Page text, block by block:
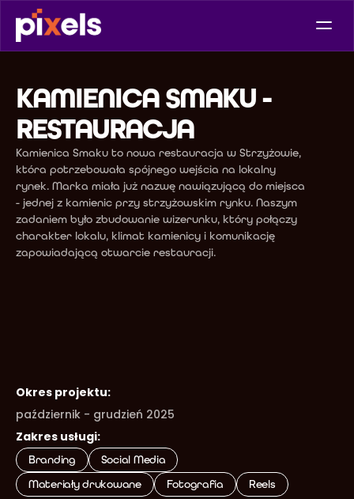
KAMIENICA SMAKU -
RESTAURACJA
Kamienica Smaku to nowa restauracja w Strzyżowie,
która potrzebowała spójnego wejścia na lokalny
rynek. Marka miała już nazwę nawiązującą do miejsca
- jednej z kamienic przy strzyżowskim rynku. Naszym
zadaniem było zbudowanie wizerunku, który połączy
charakter lokalu, klimat kamienicy i komunikację
zapowiadającą otwarcie restauracji.
Okres projektu:
październik - grudzień 2025
Zakres usługi:
Branding
Social Media
Materiały drukowane
Fotografia Reels